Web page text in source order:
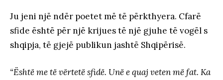
Ju jeni një ndër poetet më të përkthyera. Cfarë
sfide është për një krijues të një gjuhe të vogël s
shqipja, të gjejë publikun jashtë Shqipërisë.
“Është me të vërtetë sfidë. Unë e quaj veten më fat. Ka